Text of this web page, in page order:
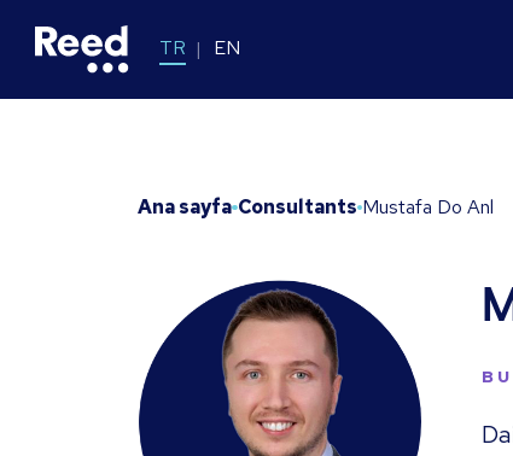
TR EN
Ana sayfa Consultants Mustafa Do Anl